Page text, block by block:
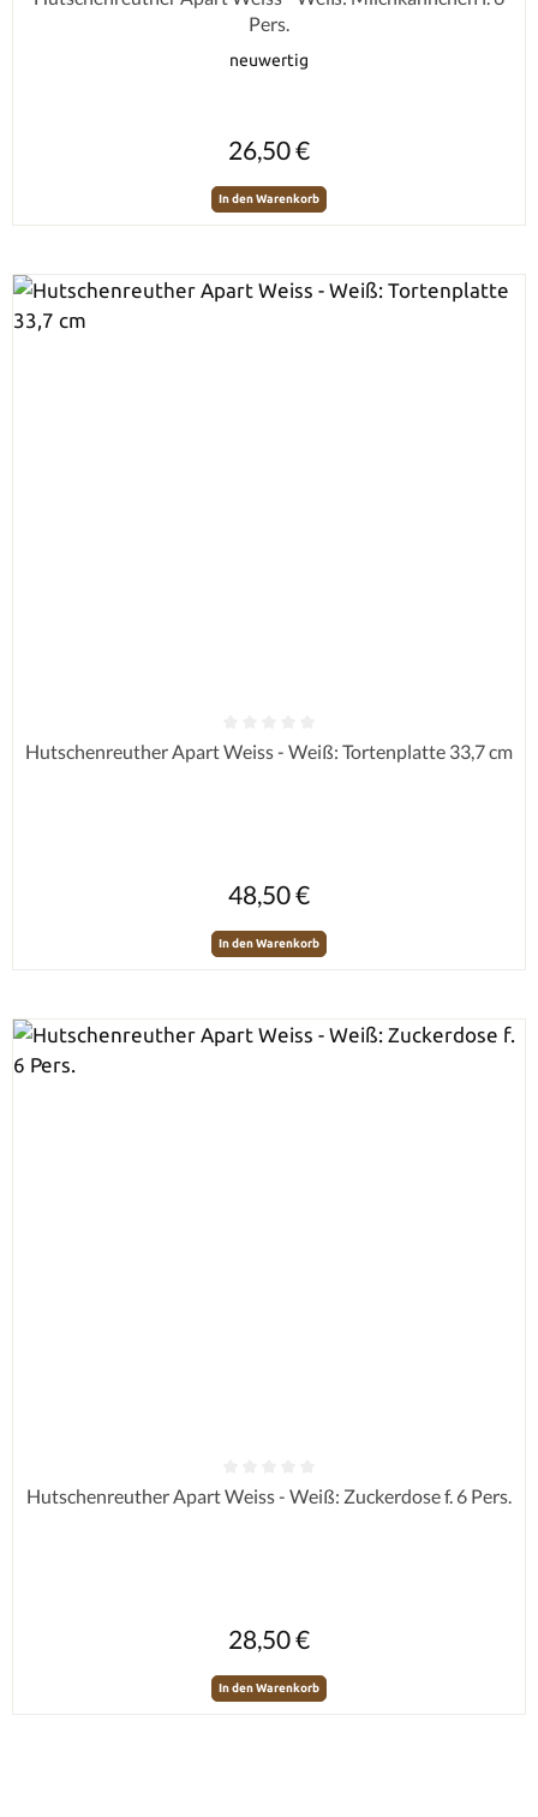
Pers.
neuwertig
26,50 €
In den Warenkorb
Durchschnittliche Bewertung von 0 von 5 Sternen
Hutschenreuther Apart Weiss - Weiß: Tortenplatte 33,7 cm
48,50 €
In den Warenkorb
Durchschnittliche Bewertung von 0 von 5 Sternen
Hutschenreuther Apart Weiss - Weiß: Zuckerdose f. 6 Pers.
28,50 €
In den Warenkorb